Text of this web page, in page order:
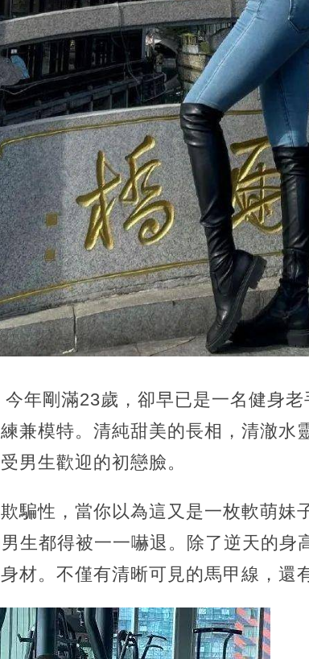
年剛滿23歲，卻早已是一名健身老
兼模特。清純甜美的長相，清澈水
男生歡迎的初戀臉。
騙性，當你以為這又是一枚軟萌妹
生都得被一一嚇退。除了逆天的身
材。不僅有清晰可見的馬甲線，還